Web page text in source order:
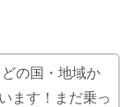
の国・地域か
ます！まだ乗っ